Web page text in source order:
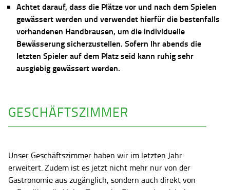
Achtet darauf, dass die Plätze vor und nach dem Spielen
gewässert werden und verwendet hierfür die bestenfalls
vorhandenen Handbrausen, um die individuelle
Bewässerung sicherzustellen. Sofern Ihr abends die
letzten Spieler auf dem Platz seid kann ruhig sehr
ausgiebig gewässert werden.
GESCHÄFTSZIMMER
Unser Geschäftszimmer haben wir im letzten Jahr
erweitert. Zudem ist es jetzt nicht mehr nur von der
Gastronomie aus zugänglich, sondern auch direkt von